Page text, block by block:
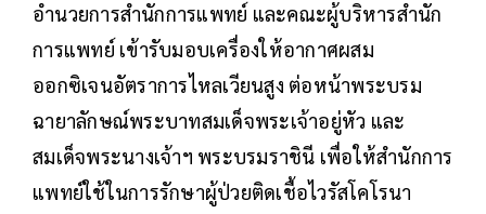
อำนวยการสำนักการแพทย์ และคณะผู้บริหารสำนัก
การแพทย์ เข้ารับมอบเครื่องให้อากาศผสม
ออกซิเจนอัตราการไหลเวียนสูง ต่อหน้าพระบรม
ฉายาลักษณ์พระบาทสมเด็จพระเจ้าอยู่หัว และ
สมเด็จพระนางเจ้าฯ พระบรมราชินี เพื่อให้สำนักการ
แพทย์ใช้ในการรักษาผู้ป่วยติดเชื้อไวรัสโคโรนา